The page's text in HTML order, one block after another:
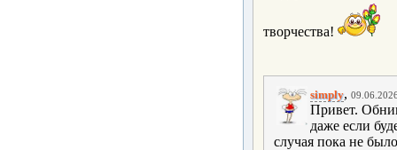
творчества!
simply,
Привет.
даже если
случая пока не